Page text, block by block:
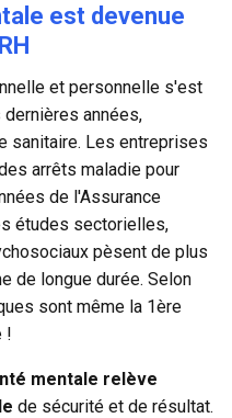
est devenue
et personnelle s'est
années,
sanitaire. Les entreprises
arrêts maladie pour
de l'Assurance
études sectorielles,
pèsent de plus
de longue durée. Selon
sont même la 1ère
!
mentale relève
de sécurité et de résultat.